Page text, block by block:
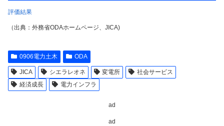
評価結果
（出典：外務省ODAホームページ、JICA)
0906電力土木 ODA
JICA シエラレオネ 変電所
社会サービス
経済成長
電力インフラ
ad
ad